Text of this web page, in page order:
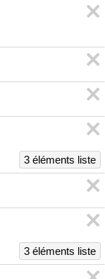
3 éléments liste
3 éléments liste